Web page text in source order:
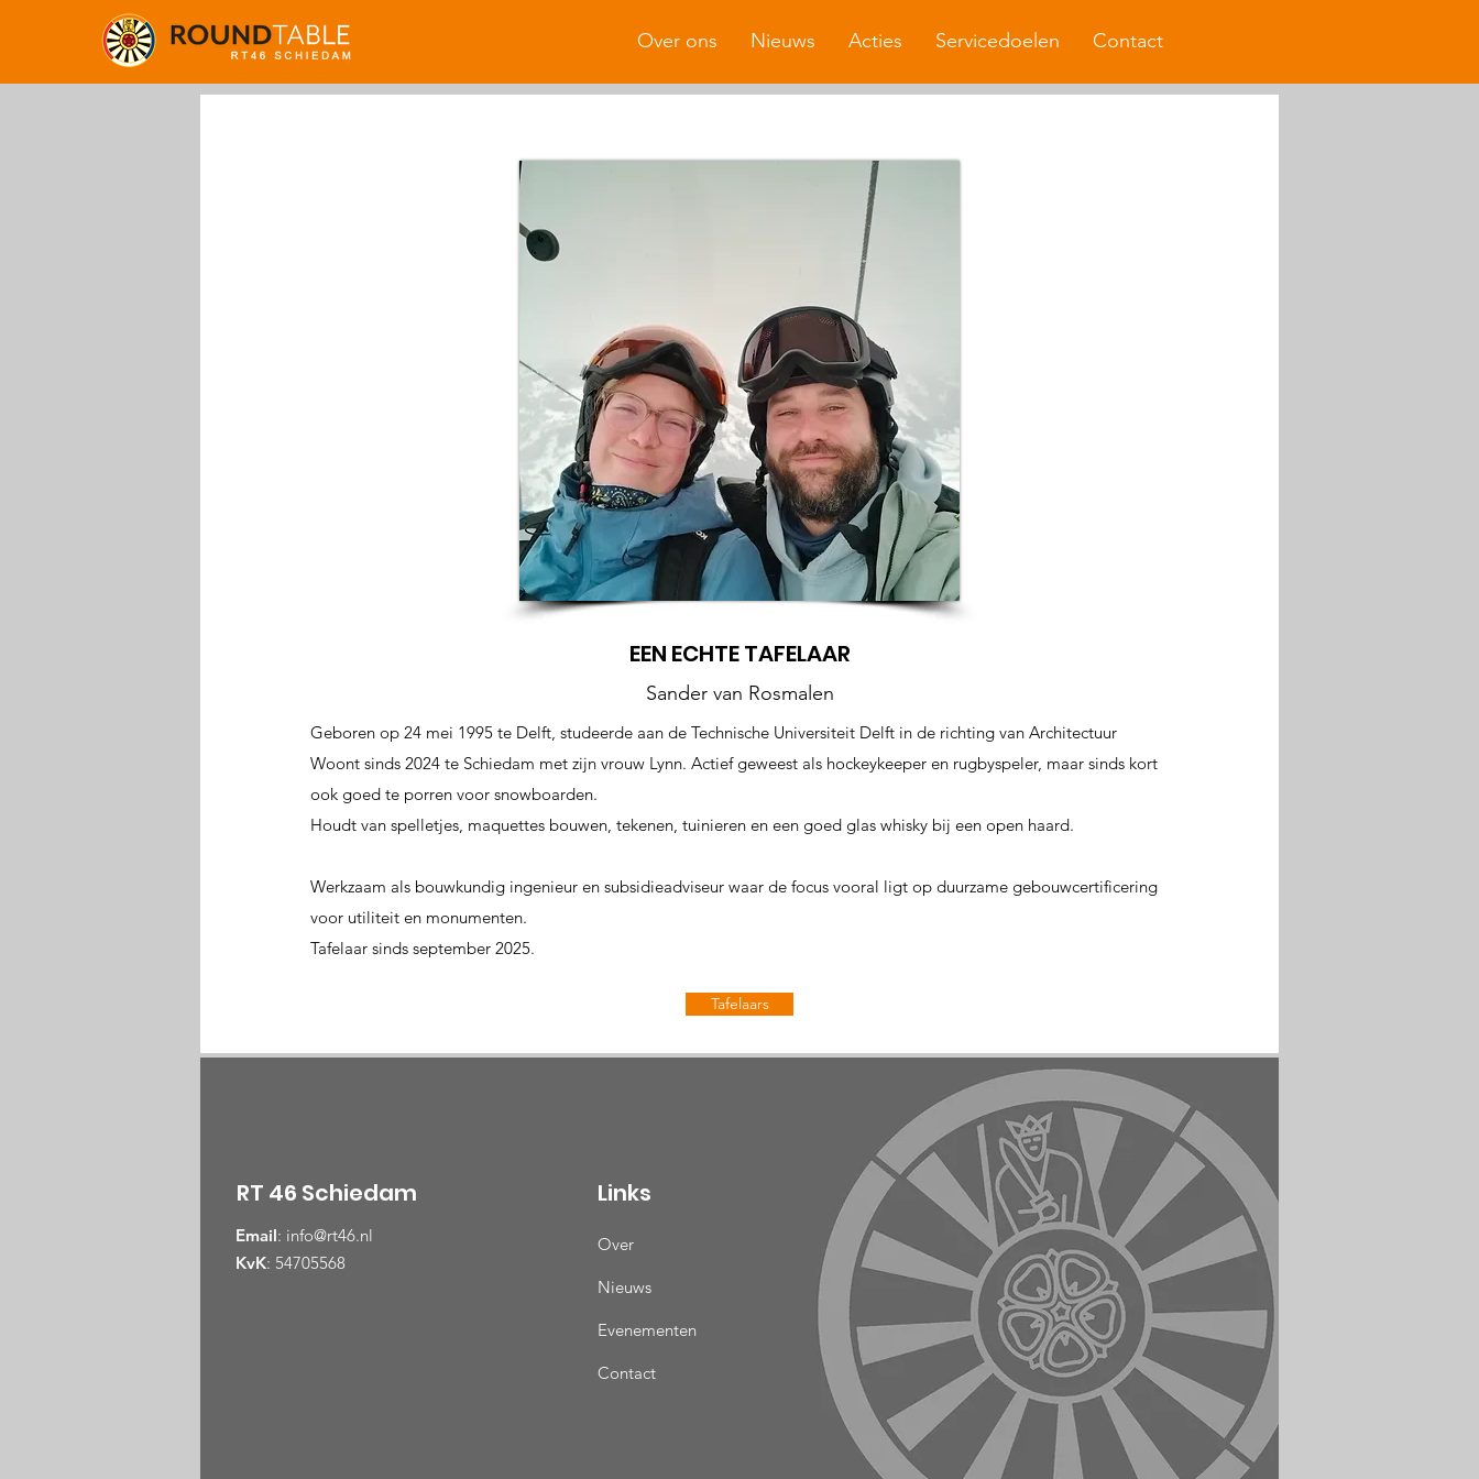
Over ons Nieuws Acties Servicedoelen Contact
EEN ECHTE TAFELAAR
Sander van Rosmalen
Geboren op 24 mei 1995 te Delft, studeerde aan de Technische Universiteit Delft in de richting van Architectuur
Woont sinds 2024 te Schiedam met zijn vrouw Lynn. Actief geweest als hockeykeeper en rugbyspeler, maar sinds kort
ook goed te porren voor snowboarden.
Houdt van spelletjes, maquettes bouwen, tekenen, tuinieren en een goed glas whisky bij een open haard.
Werkzaam als bouwkundig ingenieur en subsidieadviseur waar de focus vooral ligt op duurzame gebouwcertificering
voor utiliteit en monumenten.
Tafelaar sinds september 2025.
Tafelaars
RT 46 Schiedam
Email: info@rt46.nl
KvK: 54705568
Links
Over
Nieuws
Evenementen
Contact